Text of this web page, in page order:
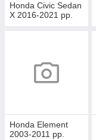
Honda Civic Sedan
X 2016-2021 рр.
Honda Element
2003-2011 рр.